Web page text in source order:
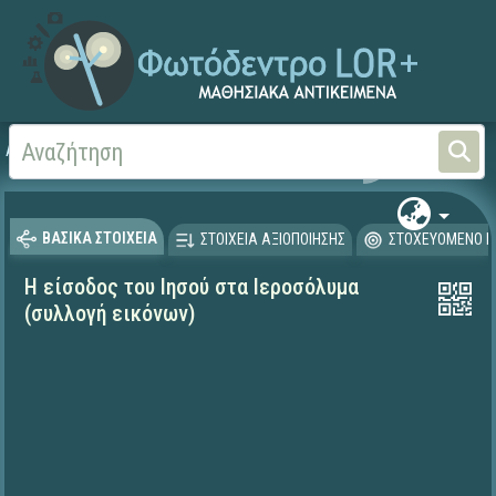
Αρχική Καινή
ΒΑΣΙΚΑ ΣΤΟΙΧΕΙΑ ΣΤΟΙΧΕΙΑ ΑΞΙΟΠΟΙΗΣΗΣ ΣΤΟΧΕΥΟΜΕΝΟ
Η είσοδος του Ιησού στα Ιεροσόλυμα
(συλλογή εικόνων)